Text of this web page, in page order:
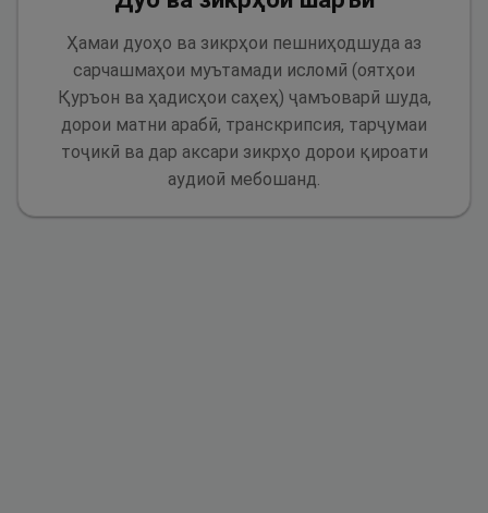
Ҳамаи дуоҳо ва зикрҳои пешниҳодшуда аз
сарчашмаҳои муътамади исломӣ (оятҳои
Қуръон ва ҳадисҳои саҳеҳ) ҷамъоварӣ шуда,
дорои матни арабӣ, транскрипсия, тарҷумаи
тоҷикӣ ва дар аксари зикрҳо дорои қироати
аудиоӣ мебошанд.